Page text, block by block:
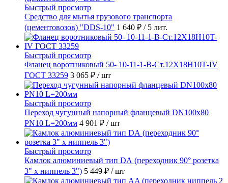
Быстрый просмотр
Средство для мытья грузового транспорта
(цементовозов) "DDS-10" 1 640 ₽ / 5 лит.
Быстрый просмотр
Фланец воротниковый 50- 10-11-1-B-Ст.12Х18Н10Т-IV
ГОСТ 33259 3 065 ₽ / шт
Быстрый просмотр
Переход чугунный напорный фланцевый DN100х80
PN10 L=200мм 4 901 ₽ / шт
Быстрый просмотр
Камлок алюминиевый тип DА (переходник 90° розетка
3" х ниппель 3") 5 449 ₽ / шт